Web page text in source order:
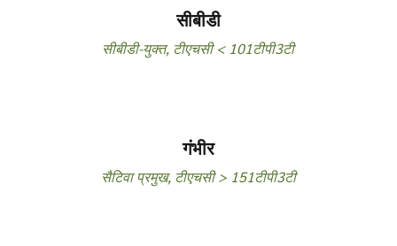
सीबीडी
सीबीडी-युक्त, टीएचसी < 101टीपी3टी
गंभीर
सैटिवा प्रमुख, टीएचसी > 151टीपी3टी